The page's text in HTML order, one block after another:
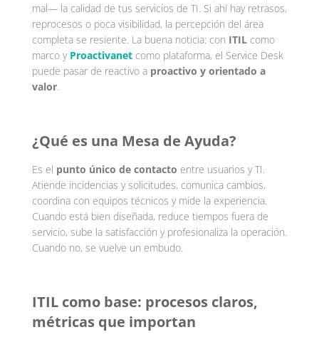
mal— la calidad de tus servicios de TI. Si ahí hay retrasos,
reprocesos o poca visibilidad, la percepción del área
completa se resiente. La buena noticia: con ITILcomo
marco y Proactivanet como plataforma, el Service Desk
puede pasar de reactivo a proactivo y orientado a
valor.
¿Qué es una Mesa de Ayuda?
Es el punto único de contacto entre usuarios y TI.
Atiende incidencias y solicitudes, comunica cambios,
coordina con equipos técnicos y mide la experiencia.
Cuando está bien diseñada, reduce tiempos fuera de
servicio, sube la satisfacción y profesionaliza la operación.
Cuando no, se vuelve un embudo.
ITIL como base: procesos claros,
métricas que importan